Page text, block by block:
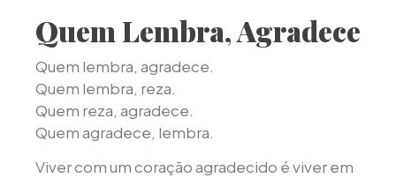
Quem Lembra, Agradece
Quem lembra, agradece.
Quem lembra, reza.
Quem reza, agradece.
Quem agradece, lembra.
Viver com um coração agradecido é viver em